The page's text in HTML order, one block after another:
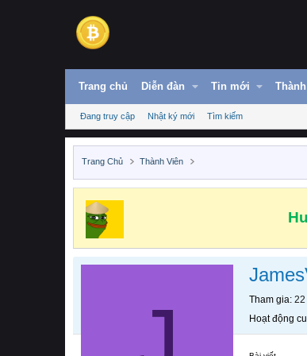
Trang chủ Diễn đàn Tin mới
Đang truy cập Nhật ký mới Tìm kiếm
Trang Chủ Thành Viên
Tham gia 22
Hoạt động